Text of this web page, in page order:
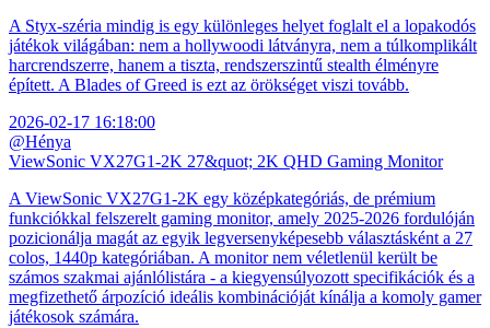
A Styx-széria mindig is egy különleges helyet foglalt el a lopakodós
játékok világában: nem a hollywoodi látványra, nem a túlkomplikált
harcrendszerre, hanem a tiszta, rendszerszintű stealth élményre
épített. A Blades of Greed is ezt az örökséget viszi tovább.
2026-02-17 16:18:00
@Hénya
ViewSonic VX27G1-2K 27&quot; 2K QHD Gaming Monitor
A ViewSonic VX27G1-2K egy középkategóriás, de prémium
funkciókkal felszerelt gaming monitor, amely 2025-2026 fordulóján
pozicionálja magát az egyik legversenyképesebb választásként a 27
colos, 1440p kategóriában. A monitor nem véletlenül került be
számos szakmai ajánlólistára - a kiegyensúlyozott specifikációk és a
megfizethető árpozíció ideális kombinációját kínálja a komoly gamer
játékosok számára.